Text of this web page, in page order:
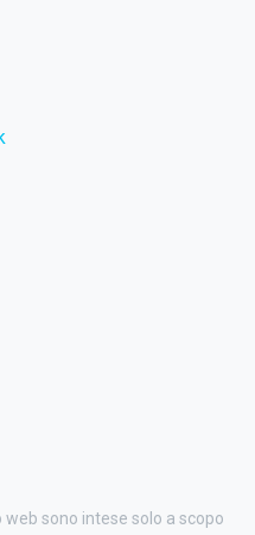
sono intese solo a scopo